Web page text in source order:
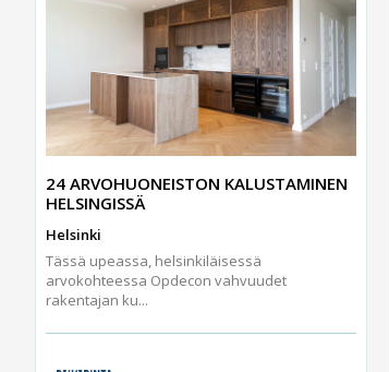
24 ARVOHUONEISTON KALUSTAMINEN
HELSINGISSÄ
Helsinki
Tässä upeassa, helsinkiläisessä
arvokohteessa Opdecon vahvuudet
rakentajan ku...